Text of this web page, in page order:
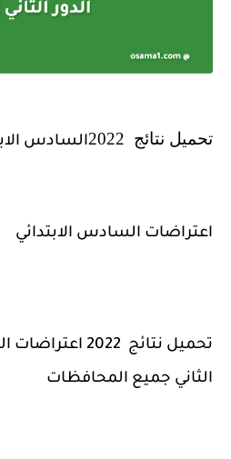
تحميل نتائج 2022 السادس
اعتراضات السادس الابتدائي
تحميل نتائج
الثاني جميع المحافظات